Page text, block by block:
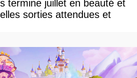
termine juillet en beauté et
sorties attendues et